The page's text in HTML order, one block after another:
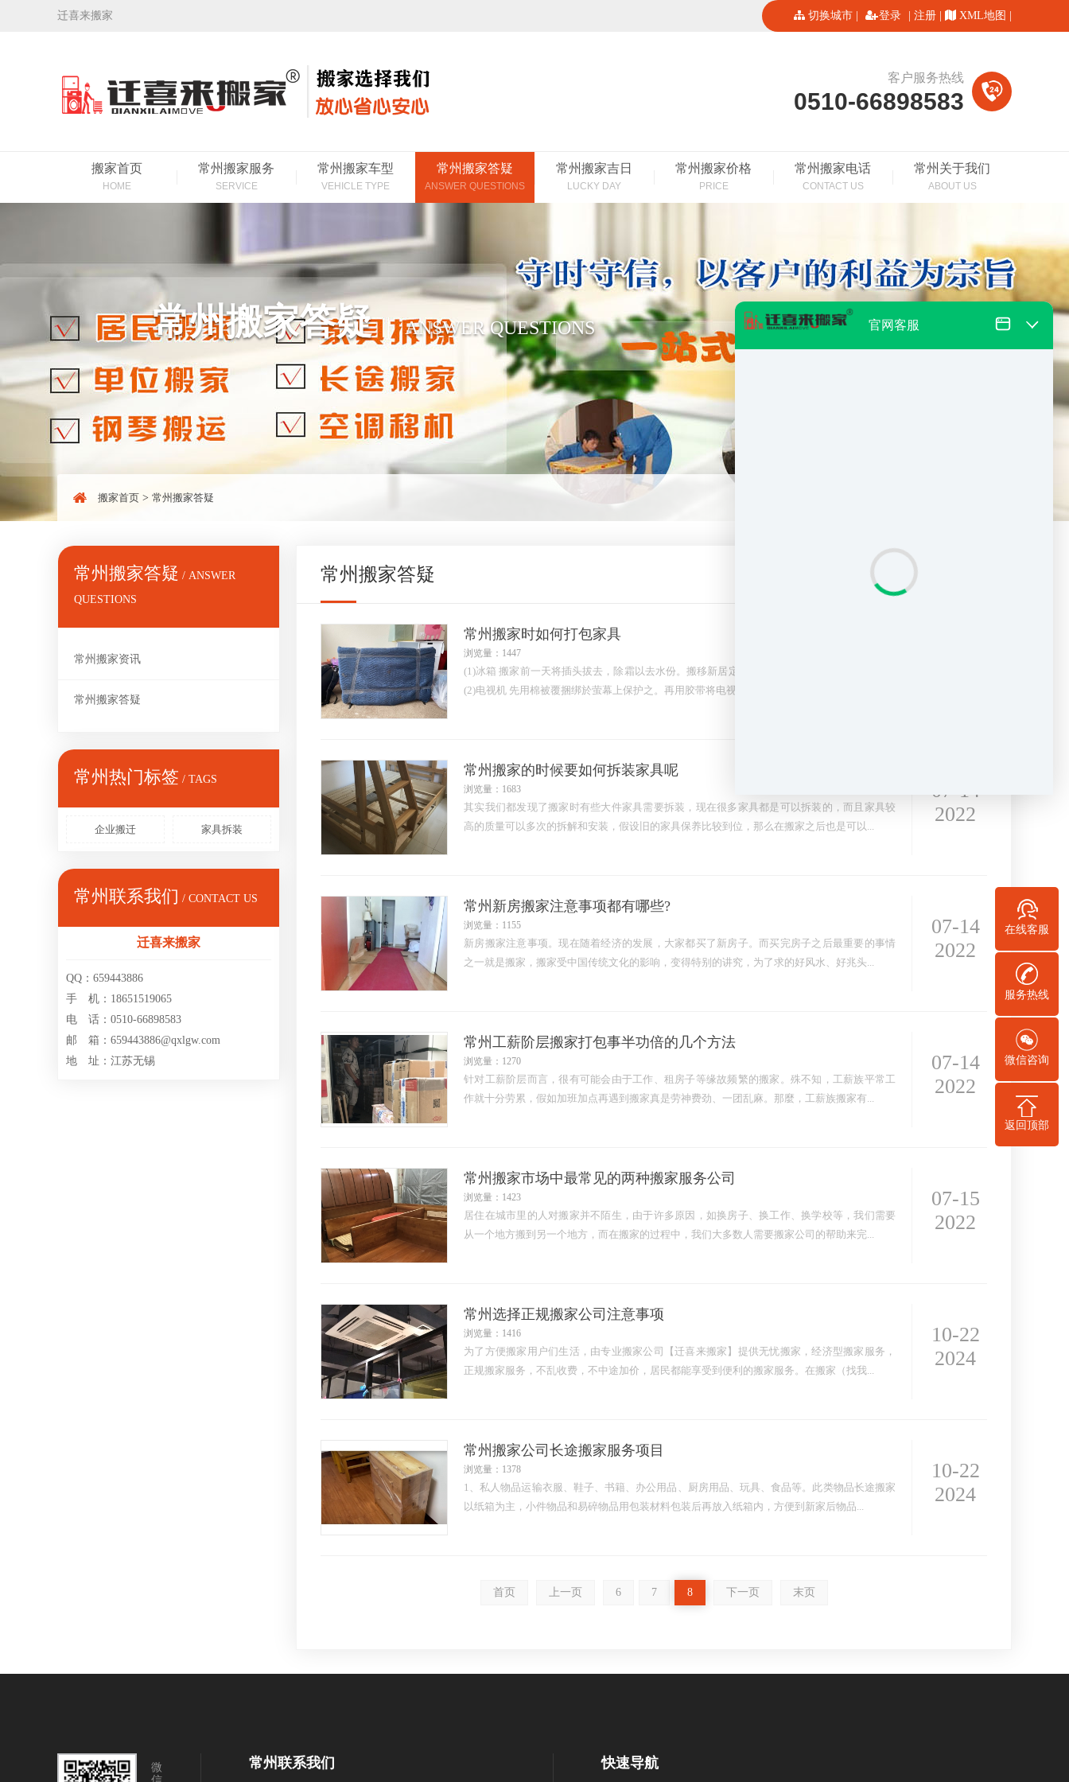
迁喜来搬家 切换城市 登录 注册 XML地图
客户服务热线
0510-66898583
搬家首页
HOME
常州搬家服务
SERVICE
常州搬家车型
VEHICLE TYPE
常州搬家答疑
ANSWER QUESTIONS
常州搬家吉日
LUCKY DAY
常州搬家价格
PRICE
常州搬家电话
CONTACT US
常州关于我们
ABOUT US
常州搬家答疑 ANSWER QUESTIONS
搬家首页 > 常州搬家答疑
常州搬家答疑 / ANSWER
QUESTIONS
常州搬家资讯
常州搬家答疑
常州热门标签 / TAGS
企业搬迁 家具拆装
常州联系我们 / CONTACT US
迁喜来搬家
QQ：659443886
手 机：18651519065
电 话：0510-66898583
邮 箱：659443886@qxlgw.com
地 址：江苏无锡
常州搬家答疑
常州搬家时如何打包家具
浏览量：1447
(1)冰箱 搬家前一天将插头拔去，除霜以去水份。搬移新居定位後，请放置60分钟後再行通电。
(2)电视机 先用棉被覆捆绑於萤幕上保护之。再用胶带将电视插头捆绑固定...
常州搬家的时候要如何拆装家具呢
浏览量：1683
其实我们都发现了搬家时有些大件家具需要拆装，现在很多家具都是可以拆装的，而且家具较
高的质量可以多次的拆解和安装，假设旧的家具保养比较到位，那么在搬家之后也是可以...
07-14
2022
常州新房搬家注意事项都有哪些?
浏览量：1155
新房搬家注意事项。现在随着经济的发展，大家都买了新房子。而买完房子之后最重要的事情
之一就是搬家，搬家受中国传统文化的影响，变得特别的讲究，为了求的好风水、好兆头...
07-14
2022
常州工薪阶层搬家打包事半功倍的几个方法
浏览量：1270
针对工薪阶层而言，很有可能会由于工作、租房子等缘故频繁的搬家。殊不知，工薪族平常工
作就十分劳累，假如加班加点再遇到搬家真是劳神费劲、一团乱麻。那麼，工薪族搬家有...
07-14
2022
常州搬家市场中最常见的两种搬家服务公司
浏览量：1423
居住在城市里的人对搬家并不陌生，由于许多原因，如换房子、换工作、换学校等，我们需要
从一个地方搬到另一个地方，而在搬家的过程中，我们大多数人需要搬家公司的帮助来完...
07-15
2022
常州选择正规搬家公司注意事项
浏览量：1416
为了方便搬家用户们生活，由专业搬家公司【迁喜来搬家】提供无忧搬家，经济型搬家服务，
正规搬家服务，不乱收费，不中途加价，居民都能享受到便利的搬家服务。在搬家（找我...
10-22
2024
常州搬家公司长途搬家服务项目
浏览量：1378
1、私人物品运输衣服、鞋子、书籍、办公用品、厨房用品、玩具、食品等。此类物品长途搬家
以纸箱为主，小件物品和易碎物品用包装材料包装后再放入纸箱内，方便到新家后物品...
10-22
2024
首页 上一页 6 7 8 下一页 末页
微
常州联系我们 快速导航
在线客服
服务热线
微信咨询
返回顶部
官网客服